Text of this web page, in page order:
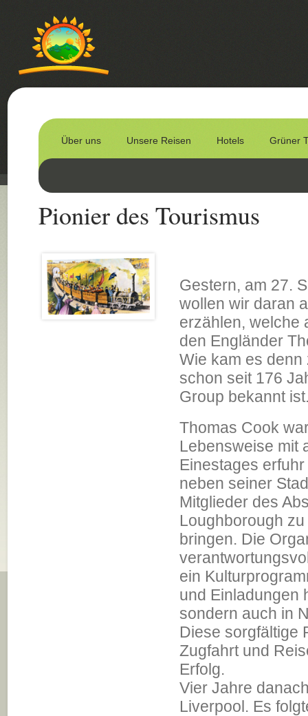
Über uns Unsere Reisen Hotels Grüner
Pionier des Tourismus
Gestern, am 27.
wollen wir daran
erzählen, welche
den Engländer
Wie kam es
schon seit 176
Group bekannt
Thomas Cook
Lebensweise mit
Einestages
neben seiner
Mitglieder des
Loughborough
bringen. Die
ein
und Einladungen
sondern auch in
Diese sorgfältige
Zugfahrt und
Erfolg.
Vier Jahre
Liverpool. Es